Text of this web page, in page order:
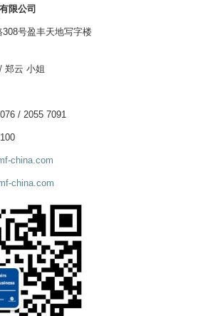
限公司
号盈丰天地写字楼
郑云 小姐
/ 2055 7091
china.com
china.com